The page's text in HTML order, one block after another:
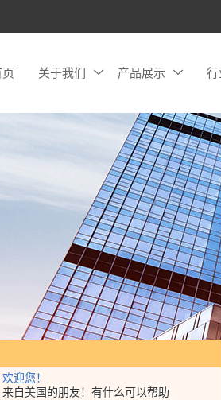
欢迎您！
来自美国的朋友！有什么可以帮助
关于我们 产品展示 行